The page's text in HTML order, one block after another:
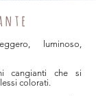
luminoso,
cangianti che si
colorati.